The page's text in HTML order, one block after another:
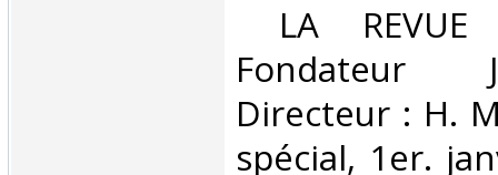
LA REVUE
Fondateur
Directeur : H.
spécial, 1er.